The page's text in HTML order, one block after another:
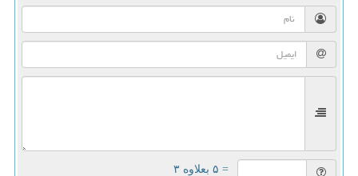
= ۵ بعلاوه ۳